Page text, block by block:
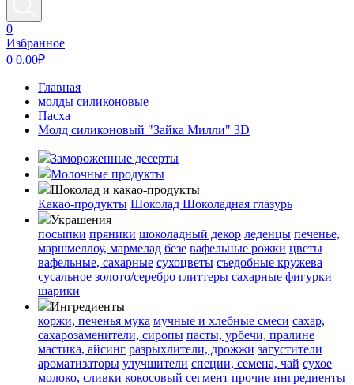
0
Избранное
0 0.00₽
Главная
молды силиконовые
Пасха
Молд силиконовый "Зайка Милли" 3D
Замороженные десерты
Молочные продукты
Шоколад и какао-продукты
Какао-продукты Шоколад Шоколадная глазурь
Украшения
посыпки пряники шоколадный декор леденцы печенье,
маршмеллоу, мармелад безе вафельные рожки цветы
вафельные, сахарные сухоцветы съедобные кружева
сусальное золото/серебро глиттеры сахарные фигурки
шарики
Ингредиенты
коржи, печенья мука мучные и хлебные смеси сахар,
сахарозаменители, сиропы пасты, урбечи, пралине
мастика, айсинг разрыхлители, дрожжи загустители
ароматизаторы улучшители специи, семена, чай сухое
молоко, сливки кокосовый сегмент прочие ингредиенты